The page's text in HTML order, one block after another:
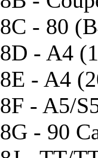
8C - 80
8D - A4
8E - A4
8F - A5/
8G - 90